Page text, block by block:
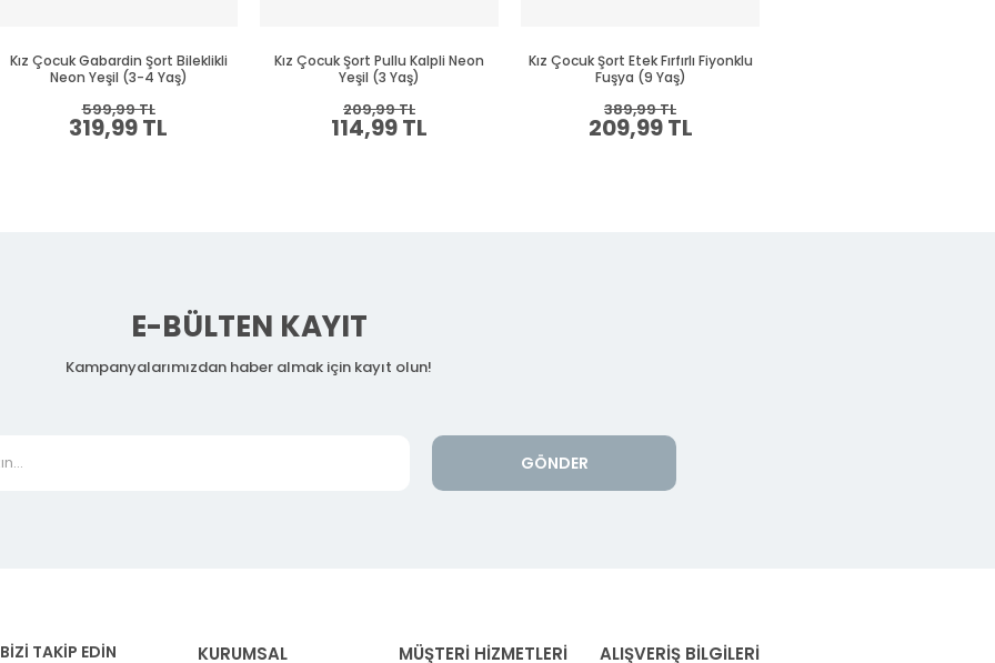
Kız Çocuk Gabardin Şort Bileklikli
Neon Yeşil (3-4 Yaş)
319,99 TL
599,99 TL
Kız Çocuk Şort Pullu Kalpli Neon
Yeşil (3 Yaş)
114,99 TL
209,99 TL
Kız Çocuk Şort Etek Fırfırlı Fiyonklu
Fuşya (9 Yaş)
209,99 TL
389,99 TL
E-BÜLTEN KAYIT
Kampanyalarımızdan haber almak için kayıt olun!
GÖNDER
BİZİ TAKİP EDİN KURUMSAL MÜŞTERİ HİZMETLERİ ALIŞVERİŞ BİLGİLERİ